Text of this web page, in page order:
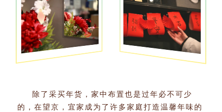
除了采买年货，家中布置也是过年必不可少
的，在望京，宜家成为了许多家庭打造温馨年味的